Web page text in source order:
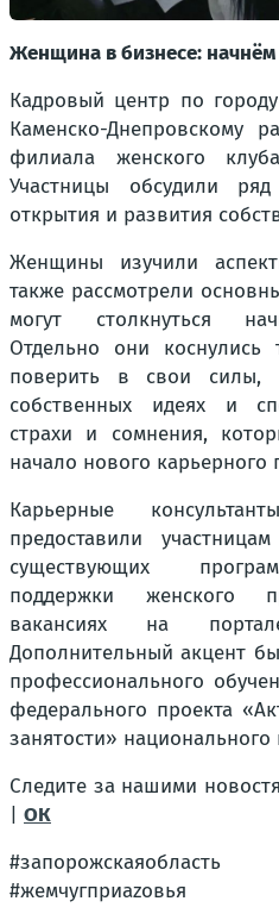
Женщина в бизнесе: начнём
Кадровый центр по
Каменско-Днепровскому
филиала женского
Участницы обсудили
открытия и развития
Женщины изучили
также рассмотрели
могут столкнуться
Отдельно они коснулись
поверить в свои силы,
собственных идеях и
страхи и сомнения,
начало нового карьерного
Карьерные
предоставили
существующих
поддержки женского
вакансиях на
Дополнительный акцент
профессионального
федерального проекта
занятости»
Следите за нашими
ОК
#жемчугприаzовья